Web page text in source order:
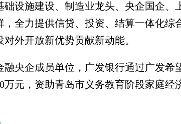
础设施建设、制造业龙头、央企国企、
，全力提供信贷、投资、结算一体化综
外开放新优势贡献新动能。
企成员单位，广发银行通过广发希
元，资助青岛市义务教育阶段家庭经